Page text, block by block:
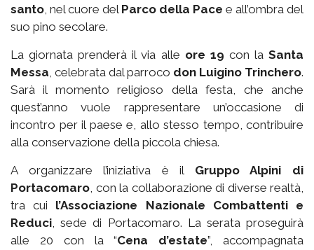
santo, nel cuore del Parco della Pace e all’ombra del
suo pino secolare.
La giornata prenderà il via alle ore 19 con laSanta
Messa, celebrata dal parroco don Luigino Trinchero.
Sarà il momento religioso della festa, che anche
quest’anno vuole rappresentare un’occasione di
incontro per il paese e, allo stesso tempo, contribuire
alla conservazione della piccola chiesa.
A organizzare l’iniziativa è il Gruppo Alpini di
Portacomaro, con la collaborazione di diverse realtà,
tra cui l’Associazione Nazionale Combattenti e
Reduci, sede di Portacomaro. La serata proseguirà
alle 20 con la “Cena d’estate”, accompagnata